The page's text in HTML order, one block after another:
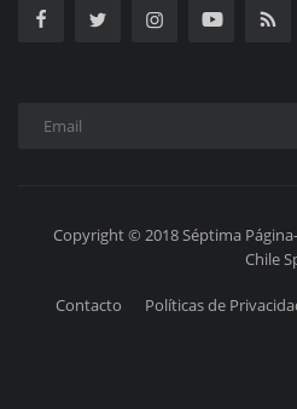
Copyright © 2018 Séptima
Chile
Contacto Políticas de